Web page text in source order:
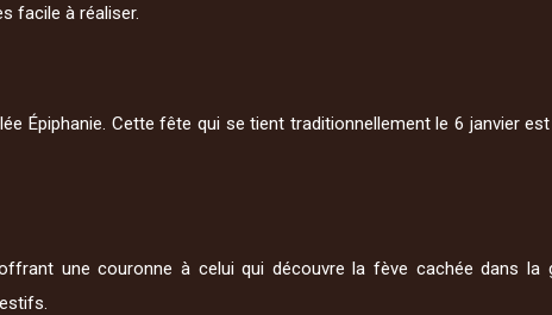
facile à réaliser.
Épiphanie. Cette fête qui se tient traditionnellement le 6 janvier
une couronne à celui qui découvre la fève cachée dans